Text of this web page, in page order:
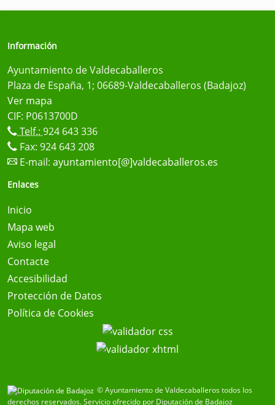
Información
Ayuntamiento de Valdecaballeros
Plaza de España, 1; 06689-Valdecaballeros (Badajoz)
Ver mapa
CIF: P0613700D
Telf.: 924 643 336
Fax: 924 643 208
E-mail: ayuntamiento[@]valdecaballeros.es
Enlaces
Inicio
Mapa web
Aviso legal
Contacte
Accesibilidad
Protección de Datos
Política de Cookies
© Ayuntamiento de Valdecaballeros todos los
derechos reservados.Servicio ofrecido por Diputación de Badajoz